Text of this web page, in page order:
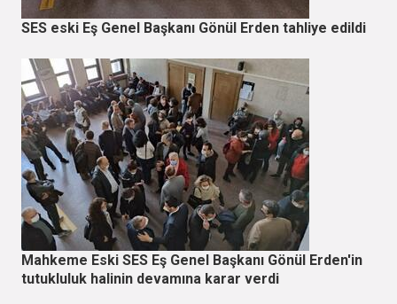
SES eski Eş Genel Başkanı Gönül Erden tahliye edildi
Mahkeme Eski SES Eş Genel Başkanı Gönül Erden'in
tutukluluk halinin devamına karar verdi